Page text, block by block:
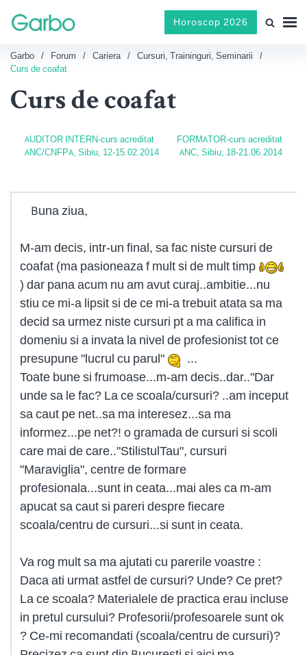
Horoscop 2026
Garbo Forum Cariera
Cursuri, Traininguri, Seminarii
Curs de coafat
Curs de coafat
AUDITOR INTERN-curs acreditat
ANC/CNFPA, Sibiu, 12-15.02.2014
FORMATOR-curs acreditat
ANC, Sibiu, 18-21.06.2014
Buna ziua,
M-am decis, intr-un final, sa fac niste cursuri de
coafat (ma pasioneaza f mult si de mult timp
) dar pana acum nu am avut curaj..ambitie...nu
stiu ce mi-a lipsit si de ce mi-a trebuit atata sa ma
decid sa urmez niste cursuri pt a ma califica in
domeniu si a invata la nivel de profesionist tot ce
presupune "lucrul cu parul"
...
Toate bune si frumoase...m-am decis..dar.."Dar
unde sa le fac? La ce scoala/cursuri? ..am inceput
sa caut pe net..sa ma interesez...sa ma
informez...pe net?! o gramada de cursuri si scoli
care mai de care.."StilistulTau", cursuri
"Maraviglia", centre de formare
profesionala...sunt in ceata...mai ales ca m-am
apucat sa caut si pareri despre fiecare
scoala/centru de cursuri...si sunt in ceata.
Va rog mult sa ma ajutati cu parerile voastre :
Daca ati urmat astfel de cursuri? Unde? Ce pret?
La ce scoala? Materialele de practica erau incluse
in pretul cursului? Profesorii/profesoarele sunt ok
? Ce-mi recomandati (scoala/centru de cursuri)?